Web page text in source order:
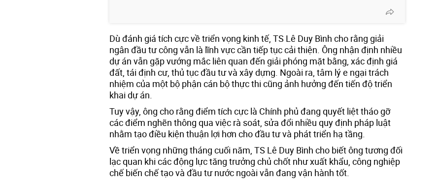
Dù đánh giá tích cực về triển vọng kinh tế, TS Lê Duy Bình cho rằng giải
ngân đầu tư công vẫn là lĩnh vực cần tiếp tục cải thiện. Ông nhận định nhiều
dự án vẫn gặp vướng mắc liên quan đến giải phóng mặt bằng, xác định giá
đất, tái định cư, thủ tục đầu tư và xây dựng. Ngoài ra, tâm lý e ngại trách
nhiệm của một bộ phận cán bộ thực thi cũng ảnh hưởng đến tiến độ triển
khai dự án.
Tuy vậy, ông cho rằng điểm tích cực là Chính phủ đang quyết liệt tháo gỡ
các điểm nghẽn thông qua việc rà soát, sửa đổi nhiều quy định pháp luật
nhằm tạo điều kiện thuận lợi hơn cho đầu tư và phát triển hạ tầng.
Về triển vọng những tháng cuối năm, TS Lê Duy Bình cho biết ông tương đối
lạc quan khi các động lực tăng trưởng chủ chốt như xuất khẩu, công nghiệp
chế biến chế tạo và đầu tư nước ngoài vẫn đang vận hành tốt.